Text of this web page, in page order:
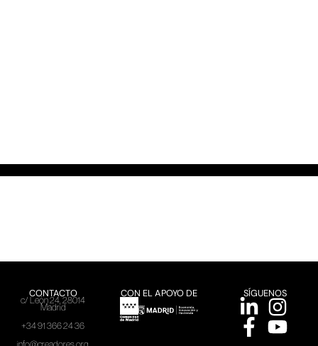
CONTACTO
c/ León 24, 28014
Madrid
+34 91 366 24 36
CON EL APOYO DE SÍGUENOS